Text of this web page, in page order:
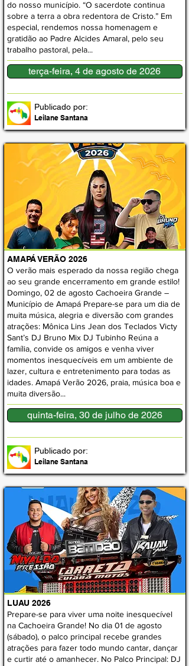
do nosso município. “O sacerdote continua
sobre a terra a obra redentora de Cristo.” Em
especial, rendemos nossa homenagem e
gratidão ao Padre Alcides Amaral, pelo seu
trabalho pastoral, pela...
terça-feira, 4 de agosto de 2026
Leilane Santana
Publicado por:
AMAPÁ VERÃO 2026
O verão mais esperado da nossa região chega
ao seu grande encerramento em grande estilo!
Domingo, 02 de agosto Cachoeira Grande –
Município de Amapá Prepare-se para um dia de
muita música, alegria e diversão com grandes
atrações: Mônica Lins Jean dos Teclados Victy
Sant’s DJ Bruno Mix DJ Tubinho Reúna a
família, convide os amigos e venha viver
momentos inesquecíveis em um ambiente de
lazer, cultura e entretenimento para todas as
idades. Amapá Verão 2026, praia, música boa e
muita diversão...
quinta-feira, 30 de julho de 2026
Leilane Santana
Publicado por:
LUAU 2026
Prepare-se para viver uma noite inesquecível
na Cachoeira Grande! No dia 01 de agosto
(sábado), o palco principal recebe grandes
atrações para fazer todo mundo cantar, dançar
e curtir até o amanhecer. No Palco Principal: DJ